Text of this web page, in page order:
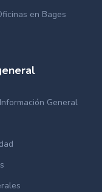
en Bages
Información General